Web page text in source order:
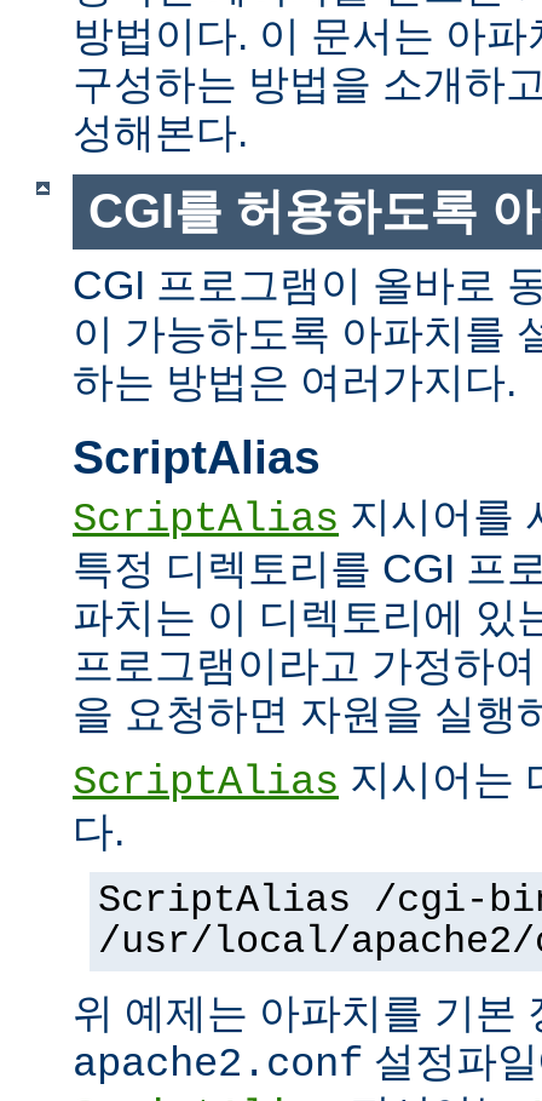
방법이다. 이 문서는 아
구성하는 방법을 소개하
성해본다.
CGI를 허용하도록
CGI 프로그램이 올바로
이 가능하도록 아파치를
하는 방법은 여러가지다.
ScriptAlias
ScriptAlias 지시어를
특정 디렉토리를 CGI 프
파치는 이 디렉토리에 있
프로그램이라고 가정하
을 요청하면 자원을 실행
ScriptAlias 지시어는
다.
ScriptAlias /cgi-
/usr/local/
위 예제는 아파치를 기본
apache2.conf 설정파